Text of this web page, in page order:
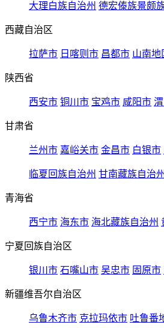
大理白族自治州 德宏傣族景颇
西藏自治区
拉萨市 日喀则市 昌都市 山南地
陕西省
西安市 铜川市 宝鸡市 咸阳市
甘肃省
兰州市 嘉峪关市 金昌市 白银市
临夏回族自治州 甘南藏族自治州
青海省
西宁市 海东市 海北藏族自治州
宁夏回族自治区
银川市 石嘴山市 吴忠市 固原市
新疆维吾尔自治区
乌鲁木齐市 克拉玛依市 吐鲁番